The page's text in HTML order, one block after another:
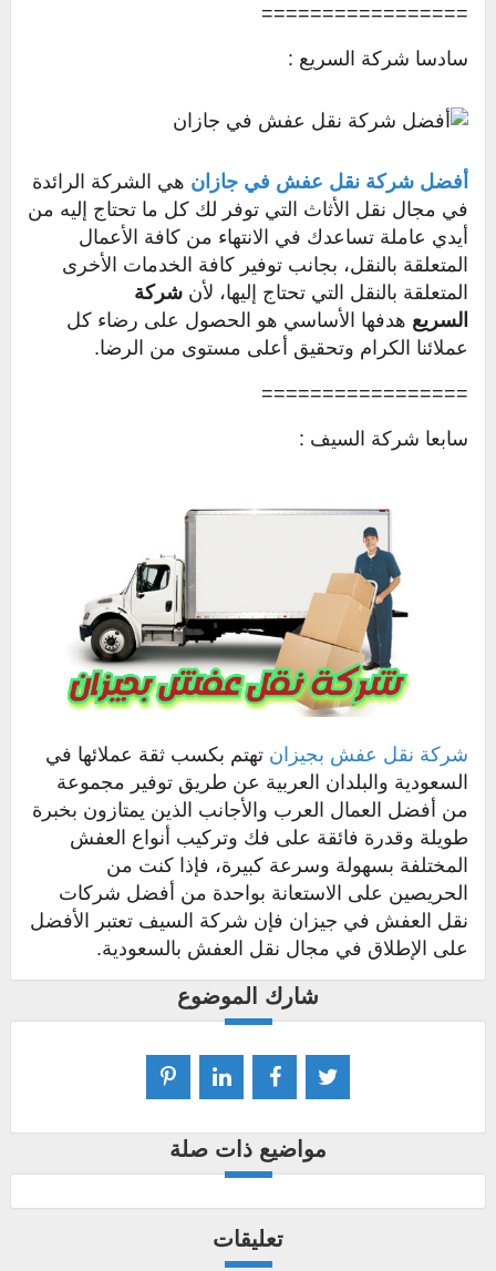
=================
سادسا شركة السريع :
أفضل شركة نقل عفش في جازان هي الشركة الرائدة
في مجال نقل الأثاث التي توفر لك كل ما تحتاج إليه من
أيدي عاملة تساعدك في الانتهاء من كافة الأعمال
المتعلقة بالنقل، بجانب توفير كافة الخدمات الأخرى
المتعلقة بالنقل التي تحتاج إليها، لأن شركة
السريع هدفها الأساسي هو الحصول على رضاء كل
عملائنا الكرام وتحقيق أعلى مستوى من الرضا.
=================
سابعا شركة السيف :
شركة نقل عفش بجيزان تهتم بكسب ثقة عملائها في
السعودية والبلدان العربية عن طريق توفير مجموعة
من أفضل العمال العرب والأجانب الذين يمتازون بخبرة
طويلة وقدرة فائقة على فك وتركيب أنواع العفش
المختلفة بسهولة وسرعة كبيرة، فإذا كنت من
الحريصين على الاستعانة بواحدة من أفضل شركات
نقل العفش في جيزان فإن شركة السيف تعتبر الأفضل
على الإطلاق في مجال نقل العفش بالسعودية.
شارك الموضوع
مواضيع ذات صلة
تعليقات